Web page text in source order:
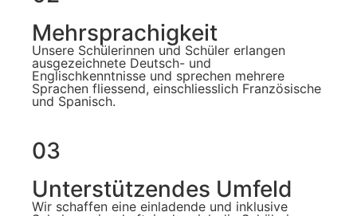
Mehrsprachigkeit
Unsere Schülerinnen und Schüler erlangen
ausgezeichnete Deutsch- und
Englischkenntnisse und sprechen mehrere
Sprachen fliessend, einschliesslich Französische
und Spanisch.
03
Unterstützendes Umfeld
Wir schaffen eine einladende und inklusive